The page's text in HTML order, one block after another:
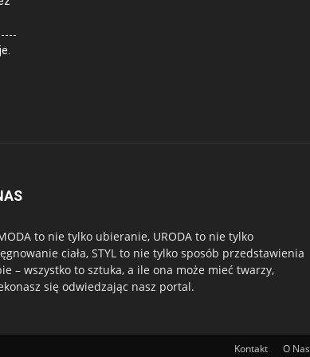
to nie tylko ubieranie, URODA to nie tylko
ciała, STYL to nie tylko sposób przedstawienia
– wszystko to sztuka, a ile ona może mieć twarzy,
się odwiedzając nasz portal.
Kontakt O Nas